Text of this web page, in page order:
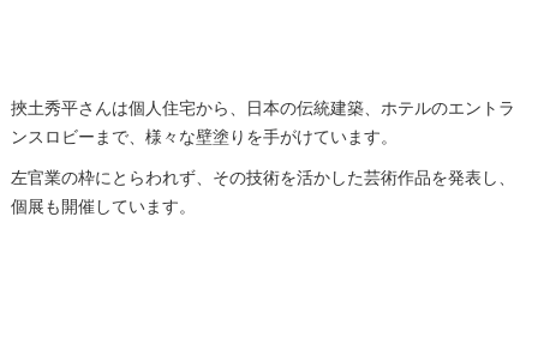
挾土秀平さんは個人住宅から、日本の伝統建築、ホテルのエントラ
ンスロビーまで、様々な壁塗りを手がけています。
左官業の枠にとらわれず、その技術を活かした芸術作品を発表し、
個展も開催しています。